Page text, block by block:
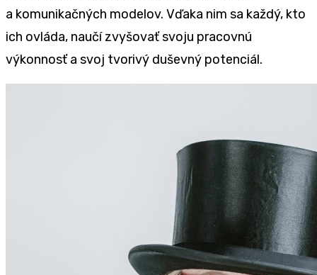
a komunikačných modelov. Vďaka nim sa každý, kto
ich ovláda, naučí zvyšovať svoju pracovnú
výkonnosť a svoj tvorivý duševný potenciál.